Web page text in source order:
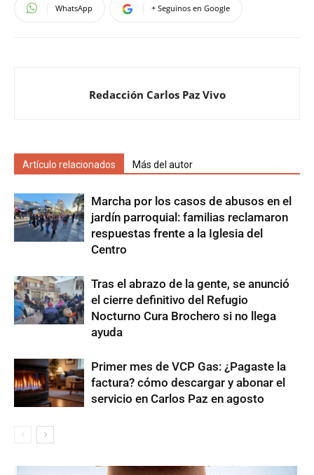
WhatsApp + Seguinos en Google
Redacción Carlos Paz Vivo
Artículo relacionados Más del autor
Marcha por los casos de abusos en el
jardín parroquial: familias reclamaron
respuestas frente a la Iglesia del
Centro
Tras el abrazo de la gente, se anunció
el cierre definitivo del Refugio
Nocturno Cura Brochero si no llega
ayuda
Primer mes de VCP Gas: ¿Pagaste la
factura? cómo descargar y abonar el
servicio en Carlos Paz en agosto